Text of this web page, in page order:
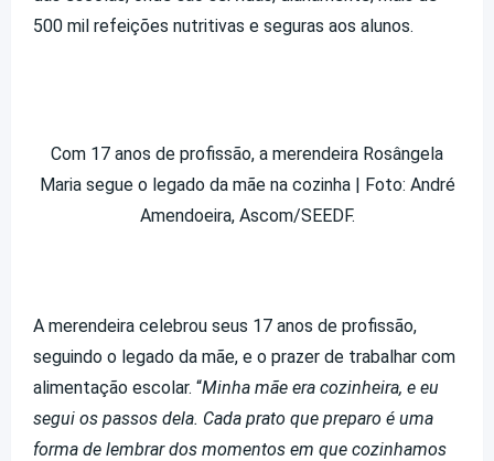
500 mil refeições nutritivas e seguras aos alunos.
Com 17 anos de profissão, a merendeira Rosângela
Maria segue o legado da mãe na cozinha | Foto: André
Amendoeira, Ascom/SEEDF.
A merendeira celebrou seus 17 anos de profissão,
seguindo o legado da mãe, e o prazer de trabalhar com
alimentação escolar. “Minha mãe era cozinheira, e eu
segui os passos dela. Cada prato que preparo é uma
forma de lembrar dos momentos em que cozinhamos